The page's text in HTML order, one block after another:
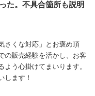
た。不具合箇所も説明
さくな対応」とお褒め頂
の販売経験を活かし、お客
う心掛けてまいります。
します！